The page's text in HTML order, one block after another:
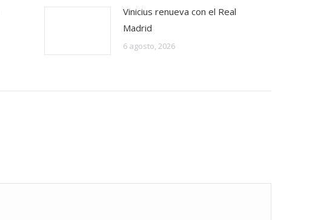
Vinicius renueva con el Real
Madrid
6 agosto, 2026